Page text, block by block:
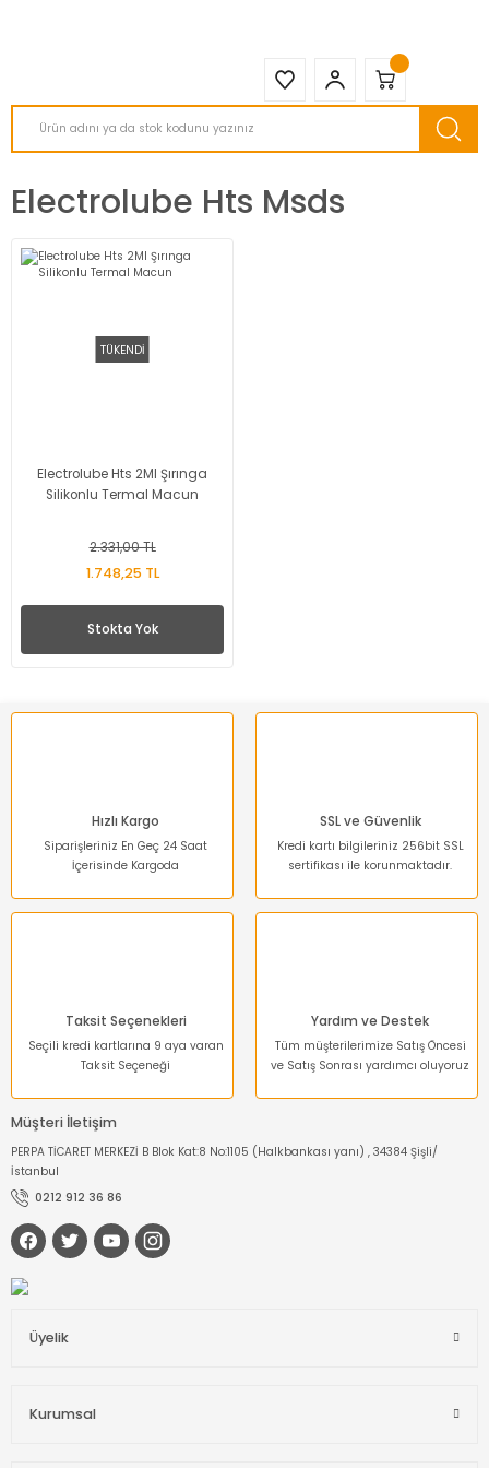
Electrolube Hts Msds
TÜKENDİ
Electrolube Hts 2Ml Şırınga
Silikonlu Termal Macun
2.331,00 TL
1.748,25 TL
Stokta Yok
Hızlı Kargo
Siparişleriniz En Geç 24 Saat
İçerisinde Kargoda
SSL ve Güvenlik
Kredi kartı bilgileriniz 256bit SSL
sertifikası ile korunmaktadır.
Taksit Seçenekleri
Seçili kredi kartlarına 9 aya varan
Taksit Seçeneği
Yardım ve Destek
Tüm müşterilerimize Satış Öncesi
ve Satış Sonrası yardımcı oluyoruz
Müşteri İletişim
PERPA TİCARET MERKEZİ B Blok Kat:8 No:1105 (Halkbankası yanı) , 34384 Şişli/
İstanbul
0212 912 36 86
Üyelik
Kurumsal